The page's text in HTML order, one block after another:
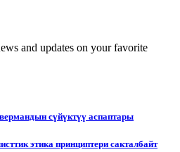
and updates on your favorite
сүйүктүү аспаптары
этика принциптери сакталбайт